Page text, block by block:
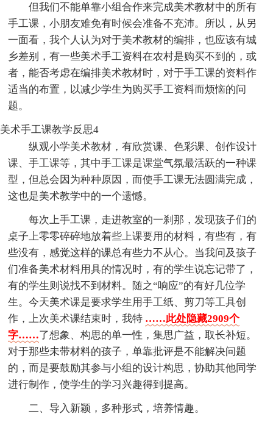
但我们不能单靠小组合作来完成美术教材中的所有
手工课，小朋友难免有时候会准备不充沛。所以，从另
一面看，我个人认为对于美术教材的编排，也应该有城
乡差别，有一些美术手工资料在农村是购买不到的，或
者，能否考虑在编排美术教材时，对于手工课的资料作
适当的布置，以减少学生为购买手工资料而烦恼的问
题。
美术手工课教学反思4
纵观小学美术教材，有欣赏课、色彩课、创作设计
课、手工课等，其中手工课是课堂气氛最活跃的一种课
型，但总会因为种种原因，而使手工课无法圆满完成，
这也是美术教学中的一个遗憾。
每次上手工课，走进教室的一刹那，发现孩子们的
桌子上零零碎碎地放着些上课要用的材料，有些有，有
些没有，感觉这样的课总有些力不从心。当我问及孩子
们准备美术材料用具的情况时，有的学生说忘记带了，
有的学生则说找不到材料。随之“响应”的有好几位学
生。今天美术课是要求学生用手工纸、剪刀等工具创
作，上次美术课结束时，我特 ……此处隐藏2909个
字……了想象、构思的单一性，集思广益，取长补短。
对于那些未带材料的孩子，单靠批评是不能解决问题
的，而是要鼓励其参与小组的设计构思，协助其他同学
进行制作，使学生的学习兴趣得到提高。
二、导入新颖，多种形式，培养情趣。